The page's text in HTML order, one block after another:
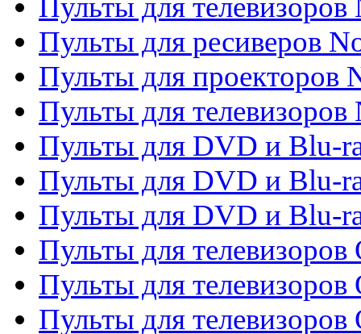
Пульты для телевизоров
Пульты для ресиверов
Пульты для проекторов
Пульты для телевизоров
Пульты для DVD и Blu-
Пульты для DVD и Blu-
Пульты для DVD и Blu-
Пульты для телевизоров
Пульты для телевизоров
Пульты для телевизоров